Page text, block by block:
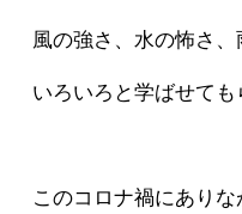
風の強さ、水の怖さ、
いろいろと学ばせても
このコロナ禍にありな